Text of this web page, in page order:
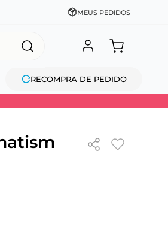
NO PIX OU À VISTA + PARCELAMENTO EM
MEUS PEDIDOS
RECOMPRA DE PEDIDO